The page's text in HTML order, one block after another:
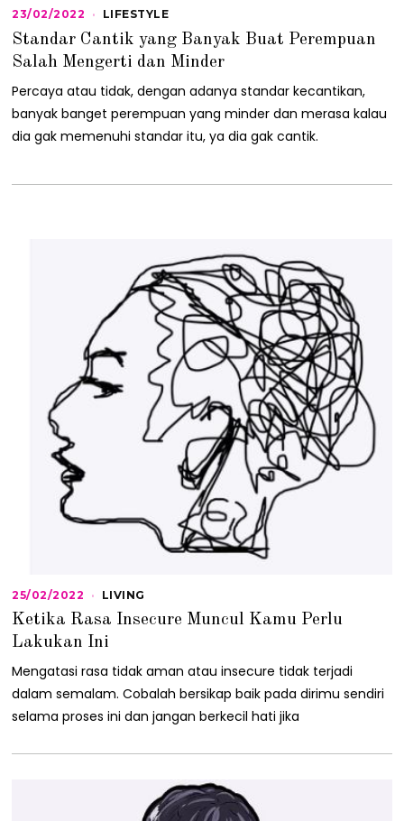
23/02/2022
/
0
/
0
2
LIFESTYLE
Standar Cantik yang Banyak Buat Perempuan
Salah Mengerti dan Minder
Percaya atau tidak, dengan adanya standar kecantikan,
banyak banget perempuan yang minder dan merasa kalau
dia gak memenuhi standar itu, ya dia gak cantik.
25/02/2022
/
0
/
0
2
LIVING
Ketika Rasa Insecure Muncul Kamu Perlu
Lakukan Ini
Mengatasi rasa tidak aman atau insecure tidak terjadi
dalam semalam. Cobalah bersikap baik pada dirimu sendiri
selama proses ini dan jangan berkecil hati jika